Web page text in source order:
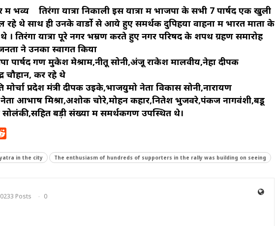
में भव्य
तिरंगा यात्रा निकाली इस यात्रा में भाजपा के सभी 7 पार्षद एक खुली
थे साथ ही उनके वार्डो से आये हुए समर्थक दुपिहया वाहनों में भारत माता के
तिरंगा यात्रा पूरे नगर भम्रण करते हुए नगर परिषद के शपथ ग्रहण समारोह
ने उनका स्वागत किया
पार्षद गण मुकेश मेश्राम,नीतू सोनी,अंजू राकेश मालवीय,नेहा दीपक
चौहान, कर रहे थे
प्रदेश मंत्री दीपक उइके,भाजयुमो नेता विकास सोनी,नारायण
नेता आभाष मिश्रा,अशोक चोरे,मोहन कहार,नितेश भुजवरे,पंकज नागवंशी,बडू
सोलंकी,सहित बड़ी संख्या में समर्थकगण उपस्थित थे।
in the city The enthusiasm of hundreds of supporters in the rally was building on seeing
Posts
0